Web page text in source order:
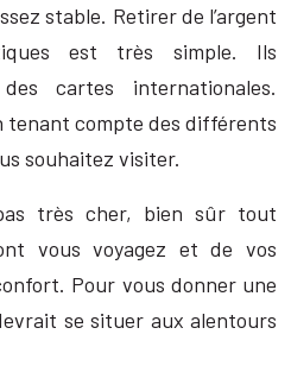
stable. Retirer de l’argent
est très simple. Ils
cartes internationales.
tenant compte des différents
souhaitez visiter.
très cher, bien sûr tout
vous voyagez et de vos
Pour vous donner une
se situer aux alentours